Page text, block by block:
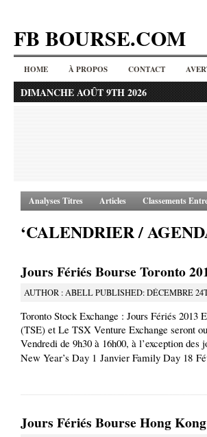
FB BOURSE.COM
HOME À PROPOS CONTACT
DIMANCHE AOÛT 9TH 2026
Analyses Titres Articles Classements
‘CALENDRIER /
Jours Fériés Bourse Toronto
AUTHOR : ABELL PUBLISHED: DÉCEMBRE
Toronto Stock Exchange : Jours Fériés 2013
(TSE) et Le TSX Venture Exchange seront
Vendredi de 9h30 à 16h00, à l’exception
New Year’s Day 1 Janvier Family Day 18
Jours Fériés Bourse Hong